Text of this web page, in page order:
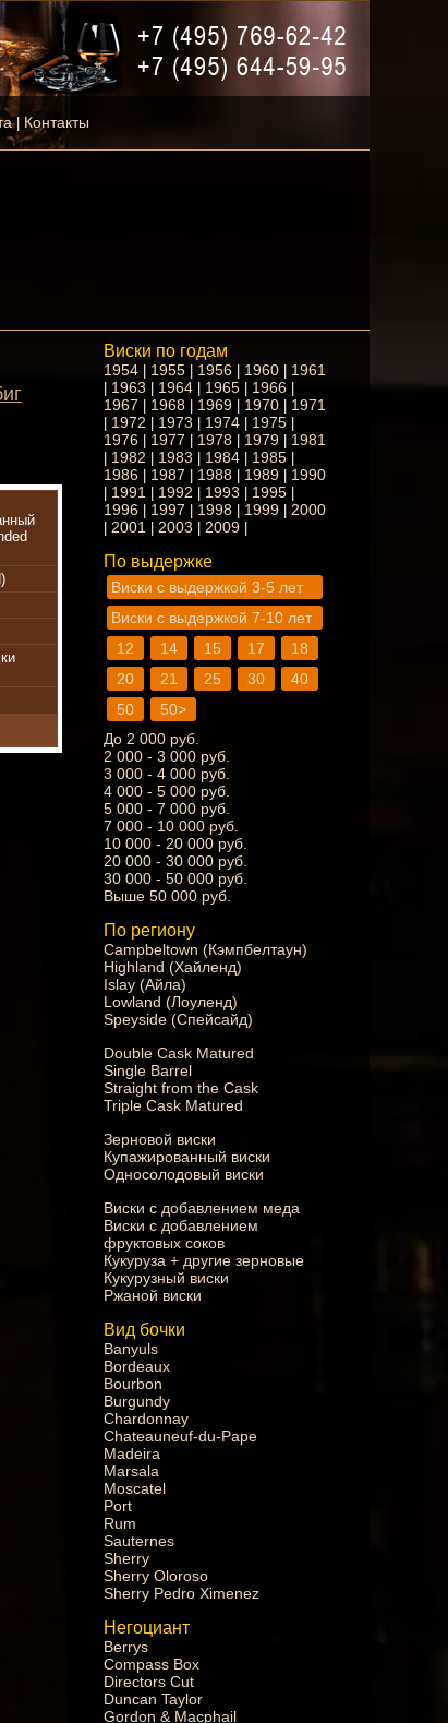
| Контакты
Виски по годам
1954 1955 1956 1960 1961
1963 1964 1965 1966
1967 1968 1969 1970 1971
1972 1973 1974 1975
1976 1977 1978 1979 1981
1982 1983 1984 1985
1986 1987 1988 1989 1990
1991 1992 1993 1995
1996 1997 1998 1999 2000
2001 2003 2009
По выдержке
Виски с выдержкой 3-5 лет
Виски с выдержкой 7-10 лет
12
14 15 17
18
20
21 25 30
40
50
50>
До 2 000 руб.
2 000 - 3 000 руб.
3 000 - 4 000 руб.
4 000 - 5 000 руб.
5 000 - 7 000 руб.
7 000 - 10 000 руб.
10 000 - 20 000 руб.
20 000 - 30 000 руб.
30 000 - 50 000 руб.
Выше 50 000 руб.
По региону
Campbeltown (Кэмпбелтаун)
Highland (Хайленд)
Islay (Айла)
Lowland (Лоуленд)
Speyside (Спейсайд)
Double Cask Matured
Single Barrel
Straight from the Cask
Triple Cask Matured
Зерновой виски
Купажированный виски
Односолодовый виски
Виски с добавлением меда
Виски с добавлением
фруктовых соков
Кукуруза + другие зерновые
Кукурузный виски
Ржаной виски
Вид бочки
Banyuls
Bordeaux
Bourbon
Burgundy
Chardonnay
Chateauneuf-du-Pape
Madeira
Marsala
Moscatel
Port
Rum
Sauternes
Sherry
Sherry Oloroso
Sherry Pedro Ximenez
Негоциант
Berrys
Compass Box
Directors Cut
Duncan Taylor
Gordon & Macphail